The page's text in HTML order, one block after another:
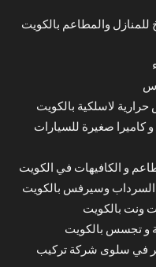
والمطاعم بالكويت
لاسلكية بالكويت
كاميرا صغيرة للسيارات
و الكافيهات في الكويت
السرداب وسيرفس بالكويت
ونت بالكويت
و تجسس بالكويت
في سلوى شركة تركيب